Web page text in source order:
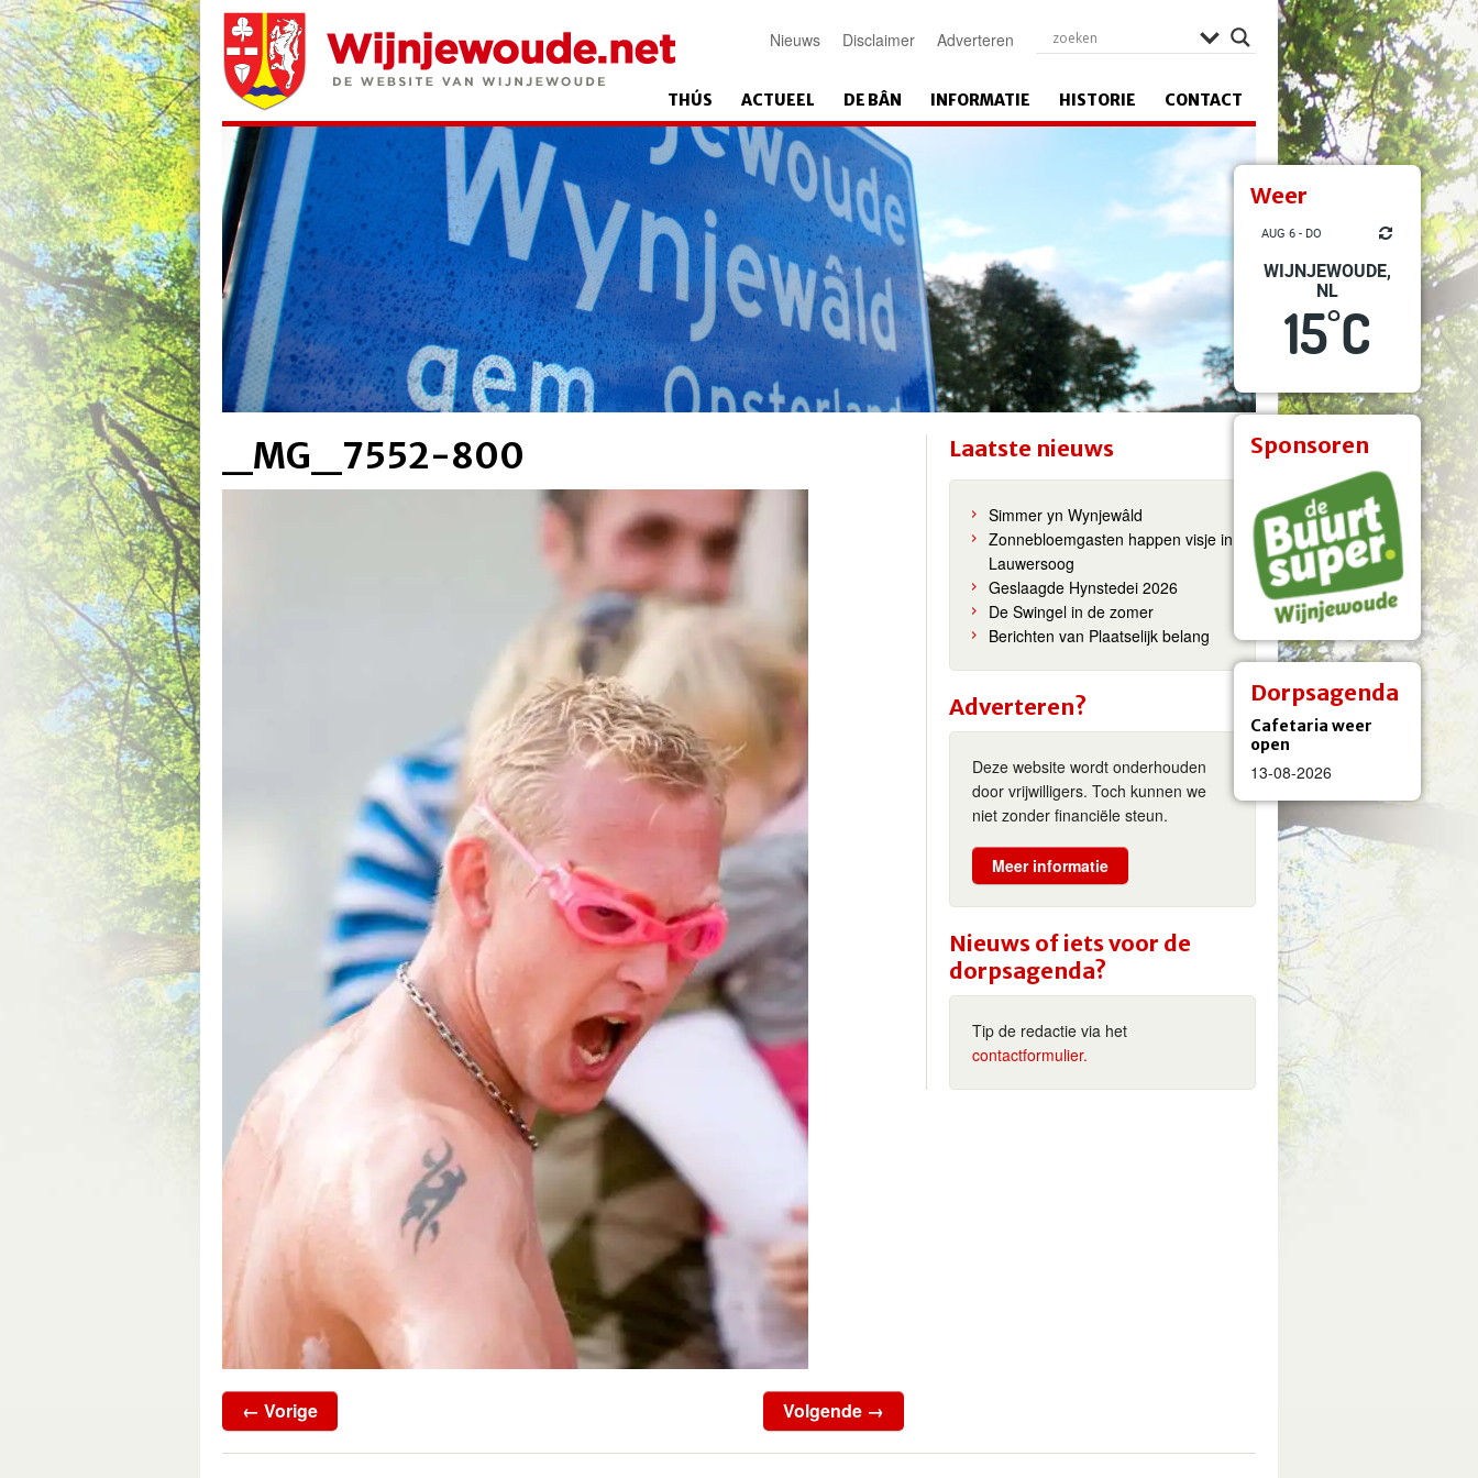
Weer
AUG 6 - DO
WIJNJEWOUDE,
NL
15°C
Sponsoren
Dorpsagenda
Cafetaria weer
open
13-08-2026
Nieuws Disclaimer Adverteren
THÚS ACTUEEL DE BÂN INFORMATIE HISTORIE CONTACT
_MG_7552-800
← Vorige Volgende →
Laatste nieuws
Simmer yn Wynjewâld
Zonnebloemgasten happen visje in
Lauwersoog
Geslaagde Hynstedei 2026
De Swingel in de zomer
Berichten van Plaatselijk belang
Adverteren?
Deze website wordt onderhouden
door vrijwilligers. Toch kunnen we
niet zonder financiële steun.
Meer informatie
Nieuws of iets voor de
dorpsagenda?
Tip de redactie via het
contactformulier.